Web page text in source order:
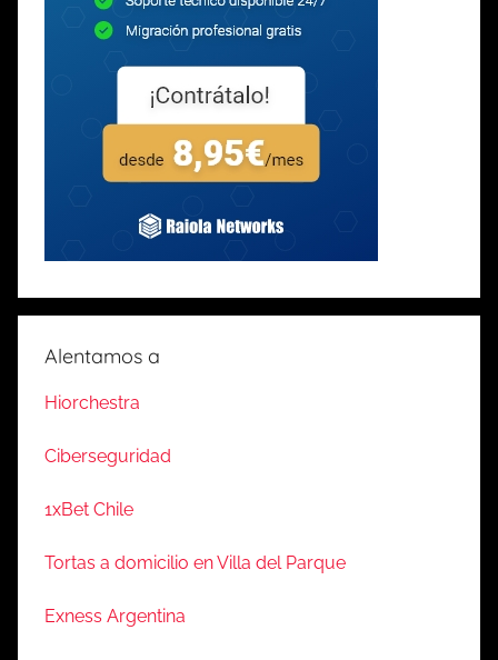
Alentamos a
Hiorchestra
Ciberseguridad
1xBet Chile
Tortas a domicilio en Villa del Parque
Exness Argentina